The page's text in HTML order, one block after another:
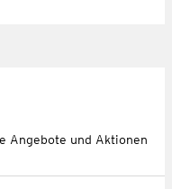
Angebote und Aktionen